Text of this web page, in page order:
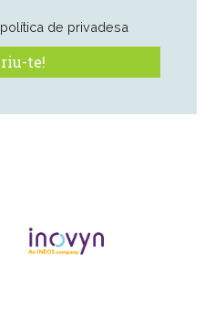
política de privadesa